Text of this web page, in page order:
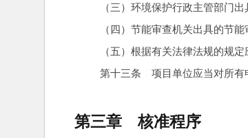
（三）环境保护行政主管部门出
（四）节能审查机关出具的节能
（五）根据有关法律法规的规定
第十三条　项目单位应当对所有
第三章 核准程序